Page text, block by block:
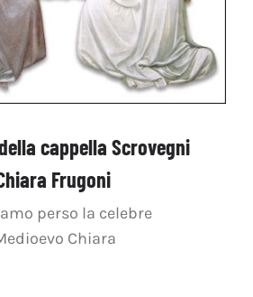
cappella Scrovegni
Frugoni
perso la celebre
Chiara